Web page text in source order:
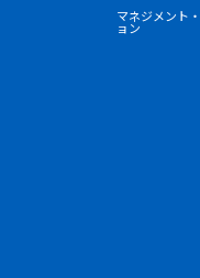
マネジメント
ョン